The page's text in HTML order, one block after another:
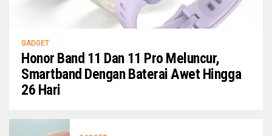
GADGET
Honor Band 11 Dan 11 Pro Meluncur,
Smartband Dengan Baterai Awet Hingga
26 Hari